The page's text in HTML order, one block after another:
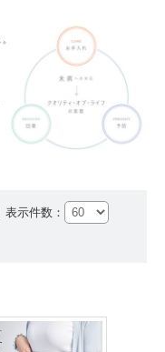
表示件数：